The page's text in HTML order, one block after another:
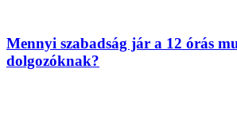
Mennyi szabadság jár a 12 órás
dolgozóknak?